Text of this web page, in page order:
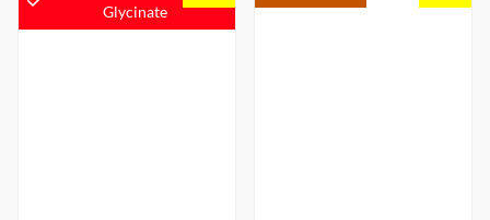
Glycinate